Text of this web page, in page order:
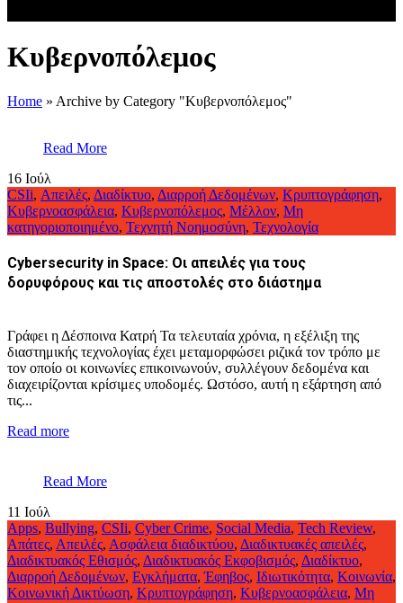
Κυβερνοπόλεμος
Home » Archive by Category "Κυβερνοπόλεμος"
Read More
16 Ιούλ
CSIi, Απειλές, Διαδίκτυο, Διαρροή Δεδομένων, Κρυπτογράφηση,
Κυβερνοασφάλεια, Κυβερνοπόλεμος, Μέλλον, Μη
κατηγοριοποιημένο, Τεχνητή Νοημοσύνη, Τεχνολογία
Cybersecurity in Space: Οι απειλές για τους
δορυφόρους και τις αποστολές στο διάστημα
Γράφει η Δέσποινα Κατρή Τα τελευταία χρόνια, η εξέλιξη της
διαστημικής τεχνολογίας έχει μεταμορφώσει ριζικά τον τρόπο με
τον οποίο οι κοινωνίες επικοινωνούν, συλλέγουν δεδομένα και
διαχειρίζονται κρίσιμες υποδομές. Ωστόσο, αυτή η εξάρτηση από
τις...
Read more
Read More
11 Ιούλ
Apps, Bullying, CSIi, Cyber Crime, Social Media, Tech Review,
Απάτες, Απειλές, Ασφάλεια διαδικτύου, Διαδικτυακές απειλές,
Διαδικτυακός Εθισμός, Διαδικτυακός Εκφοβισμός, Διαδίκτυο,
Διαρροή Δεδομένων, Εγκλήματα,Έφηβος, Ιδιωτικότητα, Κοινωνία,
Κοινωνική Δικτύωση, Κρυπτογράφηση, Κυβερνοασφάλεια, Μη